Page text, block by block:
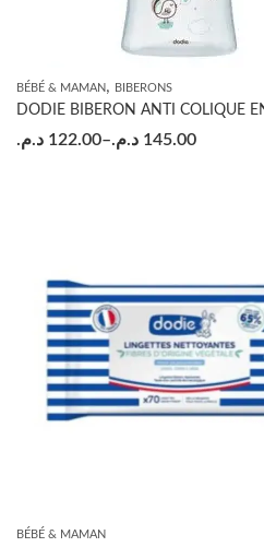
BÉBÉ & MAMAN, BIBERONS
122.00 د.م. – 145.00 د.م.
BÉBÉ & MAMAN